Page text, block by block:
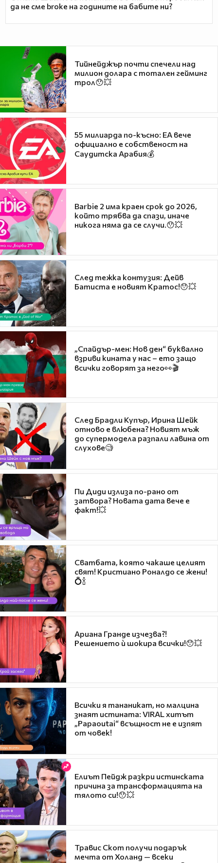
да не сме broke на годините на бабите ни?
Тийнейджър почти спечели над
милион долара с тотален гейминг
трол😯💥
55 милиарда по-късно: EA вече
официално е собственост на
Саудитска Арабия💰
Barbie 2 има краен срок до 2026,
който трябва да спази, иначе
никога няма да се случи.😯💥
След тежка контузия: Дейв
Батиста е новият Кратос!😯💥
„Спайдър-мен: Нов ден“ буквално
взриви кината у нас – ето защо
всички говорят за него👀🎬
След Брадли Купър, Ирина Шейк
отново е влюбена? Новият мъж
до супермодела разпали лавина от
слухове🧐
Пи Диди излиза по-рано от
затвора? Новата дата вече е
факт!💥
Сватбата, която чакаше целият
свят! Кристиано Роналдо се жени!
💍🍾
Ариана Гранде изчезва?!
Решението ѝ шокира всички!😯💥
Всички я тананикат, но малцина
знаят истината: VIRAL хитът
„Papaoutai“ всъщност не е изпят
от човек!
Елиът Пейдж разкри истинската
причина за трансформацията на
тялото си!😯💥
Травис Скот получи подарък
мечта от Холанд — всеки